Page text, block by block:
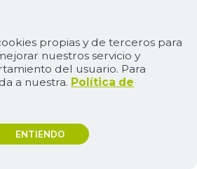
de 2026
Equina Feria de
recibir a más de 25.000
propias y de terceros para
nuestros servicio y
del usuario. Para
a nuestra. Política de
ENTIENDO